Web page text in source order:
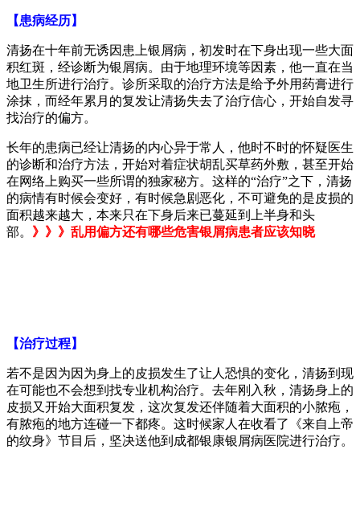
【患病经历】
清扬在十年前无诱因患上银屑病，初发时在下身出现一些大面
积红斑，经诊断为银屑病。由于地理环境等因素，他一直在当
地卫生所进行治疗。诊所采取的治疗方法是给予外用药膏进行
涂抹，而经年累月的复发让清扬失去了治疗信心，开始自发寻
找治疗的偏方。
长年的患病已经让清扬的内心异于常人，他时不时的怀疑医生
的诊断和治疗方法，开始对着症状胡乱买草药外敷，甚至开始
在网络上购买一些所谓的独家秘方。这样的“治疗”之下，清扬
的病情有时候会变好，有时候急剧恶化，不可避免的是皮损的
面积越来越大，本来只在下身后来已蔓延到上半身和头
部。 》》》乱用偏方还有哪些危害银屑病患者应该知晓
【治疗过程】
若不是因为因为身上的皮损发生了让人恐惧的变化，清扬到现
在可能也不会想到找专业机构治疗。去年刚入秋，清扬身上的
皮损又开始大面积复发，这次复发还伴随着大面积的小脓疱，
有脓疱的地方连碰一下都疼。这时候家人在收看了《来自上帝
的纹身》节目后，坚决送他到成都银康银屑病医院进行治疗。